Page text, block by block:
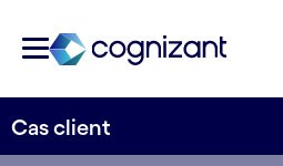
Cas client